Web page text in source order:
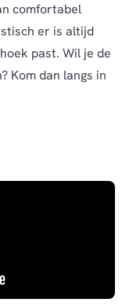
comfortabel
er is altijd
past. Wil je de
Kom dan langs in